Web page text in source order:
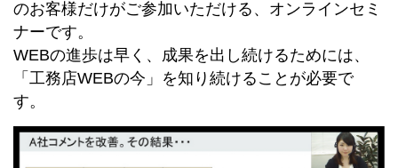
のお客様だけがご参加いただける、オンラインセミ
ナーです。
WEBの進歩は早く、成果を出し続けるためには、
「工務店WEBの今」を知り続けることが必要で
す。